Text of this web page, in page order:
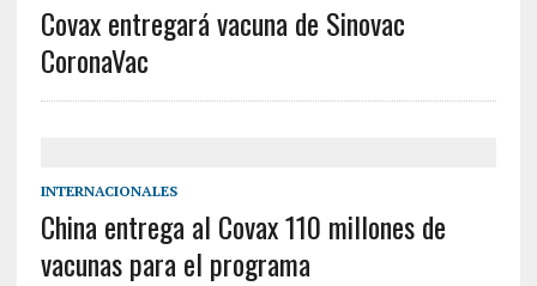
Covax entregará vacuna de Sinovac
CoronaVac
INTERNACIONALES
China entrega al Covax 110 millones de
vacunas para el programa